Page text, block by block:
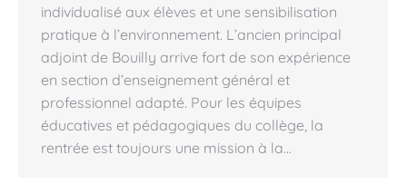
individualisé aux élèves et une sensibilisation
pratique à l’environnement. L’ancien principal
adjoint de Bouilly arrive fort de son expérience
en section d’enseignement général et
professionnel adapté. Pour les équipes
éducatives et pédagogiques du collège, la
rentrée est toujours une mission à la…